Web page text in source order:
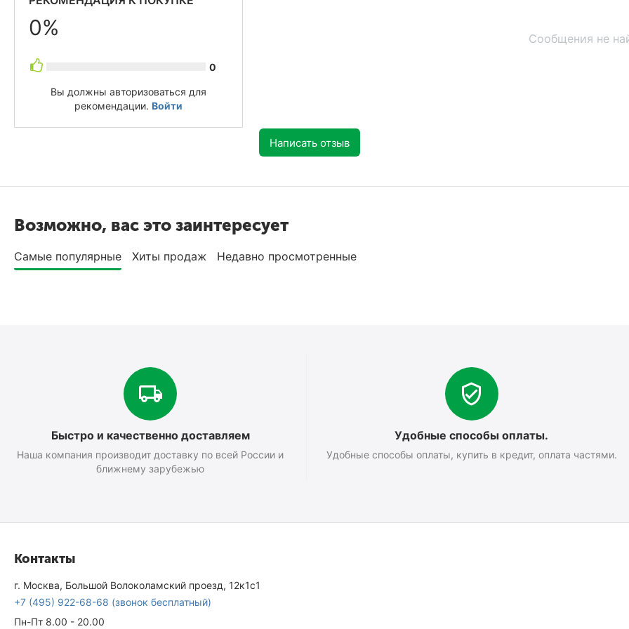
0%
0
Вы должны авторизоваться для
рекомендации. Войти
Сообщения не
Написать отзыв
Возможно, вас это заинтересует
Самые популярные Хиты продаж Недавно просмотренные
Быстро и качественно доставляем
Наша компания производит доставку по всей России и
ближнему зарубежью
Удобные способы оплаты.
Удобные способы оплаты, купить в кредит, оплата частями.
Контакты
г. Москва, Большой Волоколамский проезд, 12к1с1
+7 (495) 922-68-68 (звонок бесплатный)
Пн-Пт 8.00 - 20.00